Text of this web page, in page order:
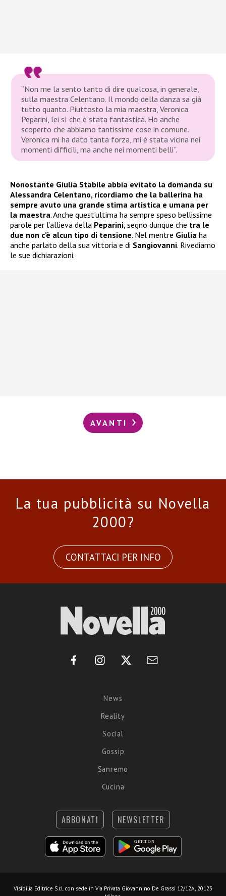
“Non me la sento tanto di dire qualcosa, in generale,
sulla maestra Celentano. Il mondo della danza sa già
tutto quanto. Piuttosto la mia maestra, Veronica
Peparini, lei sì che è stata fantastica. Ho anche
scoperto che abbiamo tantissime cose in comune.
Veronica mi ha dato tanta forza, mi è stata vicina nei
momenti difficili, ma anche nei momenti belli”.
Nonostante Giulia Stabile abbia evitato la domanda su
Alessandra Celentano, ricordiamo che la ballerina ha
sempre avuto una grande stima artistica e umana per
la maestra. Anche quest’ultima ha sempre speso bellissime
parole per l’allieva della Peparini , segno dunque che tra le
due non c’è alcun tipo di tensione. Nel mentre Giulia ha
anche parlato della sua vittoria e di Sangiovanni. Rivediamo
le sue dichiarazioni.
AVANTI
La tua pubblicità su Novella
2000?
CONTATTACI PER INFO
News
Reality
Social
Gossip
Sanremo
Cucina
ABBONATI NEWSLETTER
Visibilia Editrice S.r.l. con sede in Via Privata Giovannino De Grassi 12/12A, 20123